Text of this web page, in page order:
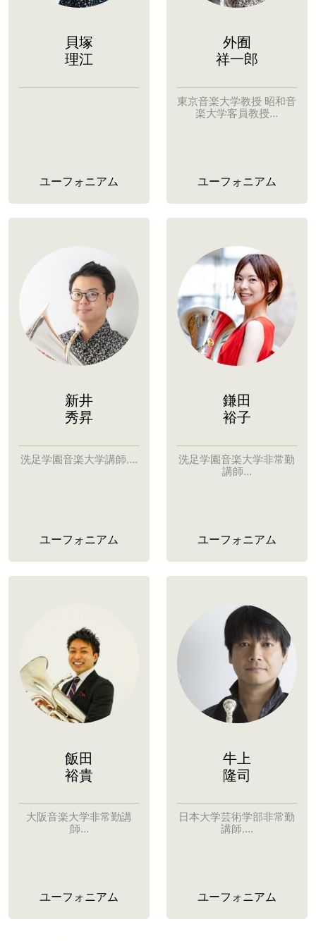
貝塚
理江
ユーフォニアム
外囿
祥一郎
東京音楽大学教授 昭和音
楽大学客員教授...
ユーフォニアム
新井
秀昇
洗足学園音楽大学講師,...
ユーフォニアム
鎌田
裕子
洗足学園音楽大学非常勤
講師...
ユーフォニアム
飯田
裕貴
大阪音楽大学非常勤講
師...
ユーフォニアム
牛上
隆司
日本大学芸術学部非常勤
講師,...
ユーフォニアム